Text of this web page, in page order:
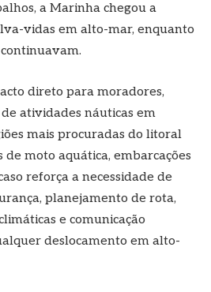
a Marinha chegou a
vidas em alto-mar, enquanto
direto para moradores,
atividades náuticas em
mais procuradas do litoral
de moto aquática, embarcações
reforça a necessidade de
planejamento de rota,
e comunicação
deslocamento em alto-